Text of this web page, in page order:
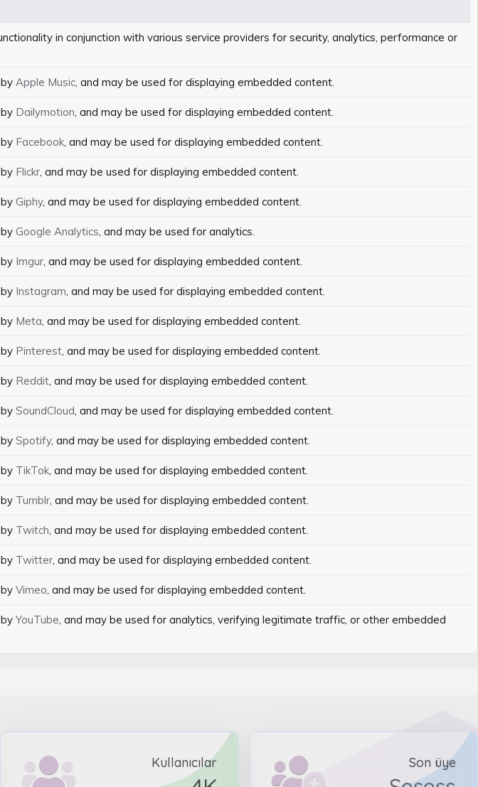
in conjunction with various service providers for security, analytics, performance or
Apple Music, and may be used for displaying embedded content.
Dailymotion, and may be used for displaying embedded content.
Facebook, and may be used for displaying embedded content.
Flickr, and may be used for displaying embedded content.
Giphy, and may be used for displaying embedded content.
Google Analytics, and may be used for analytics.
Imgur, and may be used for displaying embedded content.
Instagram, and may be used for displaying embedded content.
Meta, and may be used for displaying embedded content.
Pinterest, and may be used for displaying embedded content.
Reddit, and may be used for displaying embedded content.
SoundCloud, and may be used for displaying embedded content.
Spotify, and may be used for displaying embedded content.
TikTok, and may be used for displaying embedded content.
Tumblr, and may be used for displaying embedded content.
Twitch, and may be used for displaying embedded content.
Twitter, and may be used for displaying embedded content.
Vimeo, and may be used for displaying embedded content.
YouTube, and may be used for analytics, verifying legitimate traffic, or other embedded
Kullanıcılar Son üye